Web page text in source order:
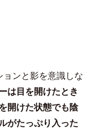
ョンと影を意識しな
は目を開けたとき
開けた状態でも陰
がたっぷり入った